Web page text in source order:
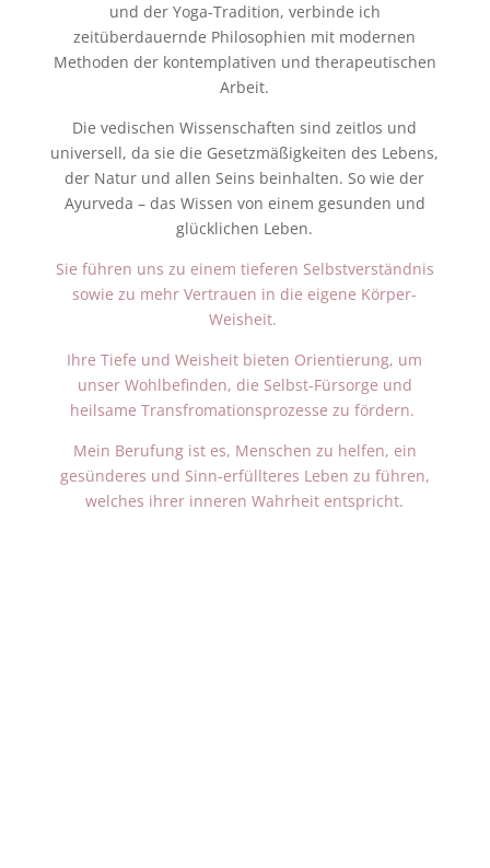
und der Yoga-Tradition, verbinde ich
zeitüberdauernde Philosophien mit modernen
Methoden der kontemplativen und therapeutischen
Arbeit.
Die vedischen Wissenschaften sind zeitlos und
universell, da sie die Gesetzmäßigkeiten des Lebens,
der Natur und allen Seins beinhalten. So wie der
Ayurveda – das Wissen von einem gesunden und
glücklichen Leben.
Sie führen uns zu einem tieferen Selbstverständnis
sowie zu mehr Vertrauen in die eigene Körper-
Weisheit.
Ihre Tiefe und Weisheit bieten Orientierung, um
unser Wohlbefinden, die Selbst-Fürsorge und
heilsame Transfromationsprozesse zu fördern.
Mein Berufung ist es, Menschen zu helfen, ein
gesünderes und Sinn-erfüllteres Leben zu führen,
welches ihrer inneren Wahrheit entspricht.